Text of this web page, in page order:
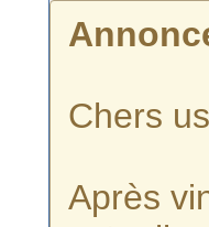
Chers
Après